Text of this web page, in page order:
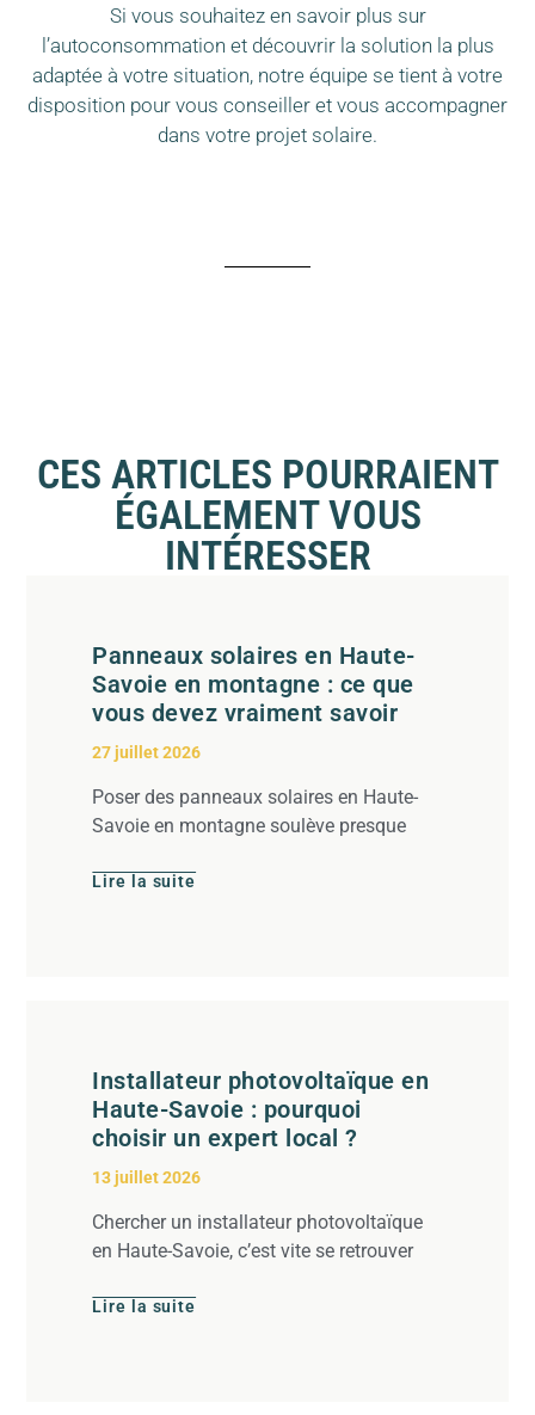
Si vous souhaitez en savoir plus sur
l’autoconsommation et découvrir la solution la plus
adaptée à votre situation, notre équipe se tient à votre
disposition pour vous conseiller et vous accompagner
dans votre projet solaire.
CES ARTICLES POURRAIENT
ÉGALEMENT VOUS
INTÉRESSER
Panneaux solaires en Haute-
Savoie en montagne : ce que
vous devez vraiment savoir
27 juillet 2026
Poser des panneaux solaires en Haute-
Savoie en montagne soulève presque
Lire la suite
Installateur photovoltaïque en
Haute-Savoie : pourquoi
choisir un expert local ?
13 juillet 2026
Chercher un installateur photovoltaïque
en Haute-Savoie, c’est vite se retrouver
Lire la suite